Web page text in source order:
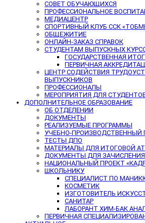
СОВЕТ ОБУЧАЮЩИХСЯ
ПРОФЕССИОНАЛЬНОЕ
МЕДИАЦЕНТР
СПОРТИВНЫЙ КЛУБ ССК
ОБЩЕЖИТИЕ
ОНЛАЙН-ЗАКАЗ СПРАВОК
СТУДЕНТАМ ВЫПУСКНЫХ
ГОСУДАРСТВЕННАЯ
ПЕРВИЧНАЯ
ЦЕНТР СОДЕЙСТВИЯ
ВЫПУСКНИКОВ
ПРОФЕССИОНАЛЫ
МЕРОПРИЯТИЯ ДЛЯ
ДОПОЛНИТЕЛЬНОЕ ОБРАЗОВАНИЕ
ОБ ОТДЕЛЕНИИ
ДОКУМЕНТЫ
РЕАЛИЗУЕМЫЕ ПРОГРАММЫ
УЧЕБНО-ПРОИЗВОДСТВЕННЫЙ
ТЕСТЫ ДПО
МАТЕРИАЛЫ ДЛЯ ИТОГОВОЙ
ДОКУМЕНТЫ ДЛЯ ЗАЧИСЛЕНИЯ
НАЦИОНАЛЬНЫЙ ПРОЕКТ
ШКОЛЬНИКУ
СПЕЦИАЛИСТ ПО
КОСМЕТИК
ИЗГОТОВИТЕЛЬ
САНИТАР
ЛАБОРАНТ ХИМ-БАК
ПЕРВИЧНАЯ